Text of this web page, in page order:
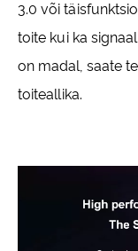
3.0 või
toite kui ka
on madal, saate
toiteallika.